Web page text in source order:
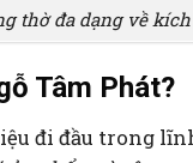
thờ đa dạng về
Tâm Phát?
đi đầu trong